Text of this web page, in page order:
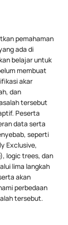
pemahaman
ada di
belajar untuk
membuat
akar
dan
tersebut
Peserta
data serta
seperti
Exclusive,
logic trees, dan
lima langkah
akan
perbedaan
tersebut.